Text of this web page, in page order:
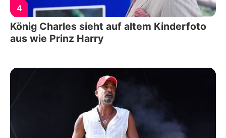
4
König Charles sieht auf altem Kinderfoto
aus wie Prinz Harry